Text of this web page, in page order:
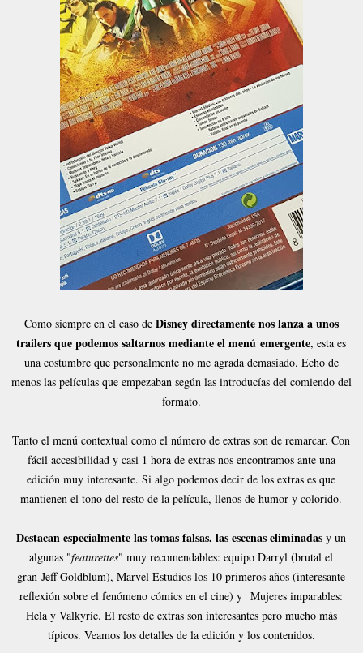
Como siempre en el caso de Disney directamente nos lanza a unos
trailers que podemos saltarnos mediante el menú emergente, esta es
una costumbre que personalmente no me agrada demasiado. Echo de
menos las películas que empezaban según las introducías del comiendo del
formato.
Tanto el menú contextual como el número de extras son de remarcar. Con
fácil accesibilidad y casi 1 hora de extras nos encontramos ante una
edición muy interesante. Si algo podemos decir de los extras es que
mantienen el tono del resto de la película, llenos de humor y colorido.
Destacan especialmente las tomas falsas, las escenas eliminadas y un
algunas "featurettes" muy recomendables: equipo Darryl (brutal el
gran Jeff Goldblum), Marvel Estudios los 10 primeros años (interesante
reflexión sobre el fenómeno cómics en el cine) y Mujeres imparables:
Hela y Valkyrie. El resto de extras son interesantes pero mucho más
típicos. Veamos los detalles de la edición y los contenidos.